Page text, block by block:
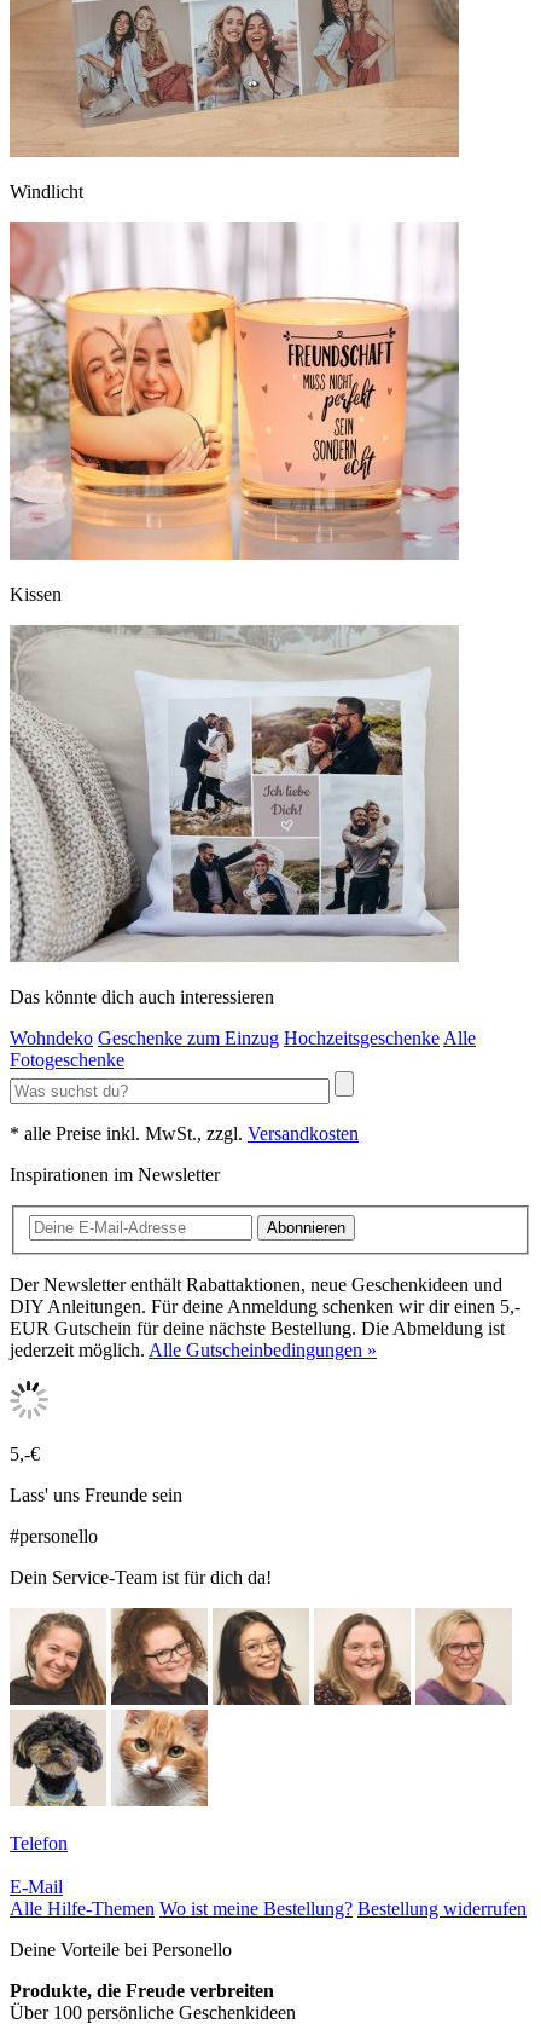
Windlicht
Kissen
Das könnte dich auch interessieren
Wohndeko Geschenke zum Einzug Hochzeitsgeschenke Alle
Fotogeschenke
* alle Preise inkl. MwSt., zzgl. Versandkosten
Inspirationen im Newsletter
Abonnieren
Der Newsletter enthält Rabattaktionen, neue Geschenkideen und
DIY Anleitungen. Für deine Anmeldung schenken wir dir einen 5,-
EUR Gutschein für deine nächste Bestellung. Die Abmeldung ist
jederzeit möglich. Alle Gutscheinbedingungen »
5,-€
Lass' uns Freunde sein
#personello
Dein Service-Team ist für dich da!
Telefon
E-Mail
Alle Hilfe-Themen Wo ist meine Bestellung? Bestellung widerrufen
Deine Vorteile bei Personello
Produkte, die Freude verbreiten
Über 100 persönliche Geschenkideen